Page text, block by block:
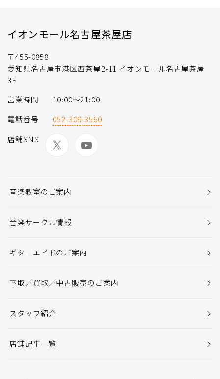
イオンモール名古屋茶屋店
〒455-0858
愛知県名古屋市港区西茶屋2-11 イオンモール名古屋茶屋
3F
営業時間
10:00～21:00
電話番号
052-309-3560
店舗SNS
音楽教室のご案内
音楽サークル情報
ギターエイドのご案内
下取／買取／中古販売のご案内
スタッフ紹介
店舗記事一覧